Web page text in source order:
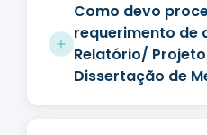
Como devo
requerimento de
Relatório/
Dissertação de